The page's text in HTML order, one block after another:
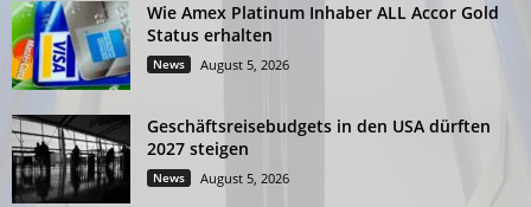
Wie Amex Platinum Inhaber ALL Accor Gold
Status erhalten
News August 5, 2026
Geschäftsreisebudgets in den USA dürften
2027 steigen
News August 5, 2026